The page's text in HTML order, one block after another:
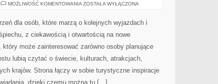
MOŻLIWOŚĆ KOMENTOWANIA INDIE
ZOSTAŁA WYŁĄCZONA
dla osób, które marzą o kolejnych wyjazdach i
z ciekawością i otwartością na nowe
może zainteresować zarówno osoby planujące
lubią czytać o świecie, kulturach, atrakcjach,
krajów. Strona łączy w sobie turystyczne inspiracje
dzięki czemu można tu […]